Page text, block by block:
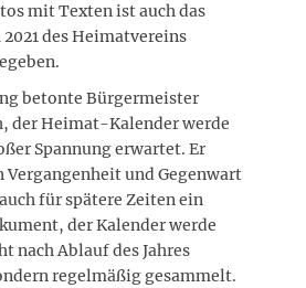
mit Texten ist auch das
des Heimatvereins
betonte Bürgermeister
der Heimat-Kalender werde
Spannung erwartet. Er
Vergangenheit und Gegenwart
für spätere Zeiten ein
der Kalender werde
nach Ablauf des Jahres
regelmäßig gesammelt.